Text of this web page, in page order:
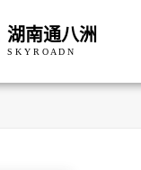
湖南通八洲
S K Y R O A D N